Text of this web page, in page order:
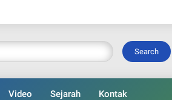
Search
Video Sejarah Kontak